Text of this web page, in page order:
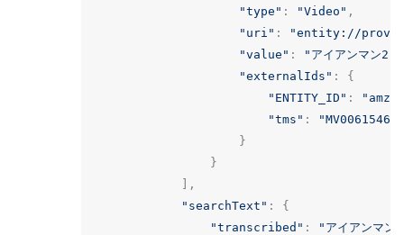
"type" : "Video" ,
"uri" :
"entity://
"value" : "アイアンマン2"
"externalIds" :
{
"ENTITY_ID" :
"tms" :
}
}
],
"searchText" :
{
"transcribed" :
"アイアンマン